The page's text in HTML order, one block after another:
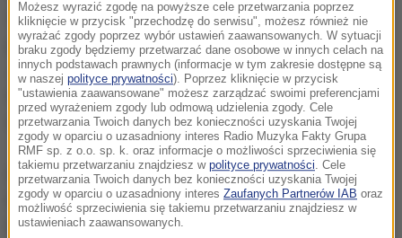
Stwierdziła też, że prokuratura nie przekazała opinii
publicznej nowych informacji w postępowaniu.
Jednocześnie zaapelowała do Prokuratora
Generalnego Zbigniewa Ziobry o publikację
najnowszych ustaleń w sprawie.
Prokurator Bialik odnosząc się do apelu siostry
Magdaleny Żuk, podkreśliła, że w sprawie śmierci
Polki nie pojawiły się, żadne nowe okoliczności.
Możesz wyrazić zgodę na powyższe cele przetwarzania poprzez
kliknięcie w przycisk "przechodzę do serwisu", możesz również nie
wyrażać zgody poprzez wybór ustawień zaawansowanych. W sytuacji
braku zgody będziemy przetwarzać dane osobowe w innych celach na
innych podstawach prawnych (informacje w tym zakresie dostępne są
w naszej polityce prywatności). Poprzez kliknięcie w przycisk
"ustawienia zaawansowane" możesz zarządzać swoimi preferencjami
przed wyrażeniem zgody lub odmową udzielenia zgody. Cele
przetwarzania Twoich danych bez konieczności uzyskania Twojej
zgody w oparciu o uzasadniony interes Radio Muzyka Fakty Grupa
RMF sp. z o.o. sp. k. oraz informacje o możliwości sprzeciwienia się
takiemu przetwarzaniu znajdziesz w polityce prywatności. Cele
przetwarzania Twoich danych bez konieczności uzyskania Twojej
zgody w oparciu o uzasadniony interes Zaufanych Partnerów IAB oraz
możliwość sprzeciwienia się takiemu przetwarzaniu znajdziesz w
ustawieniach zaawansowanych.